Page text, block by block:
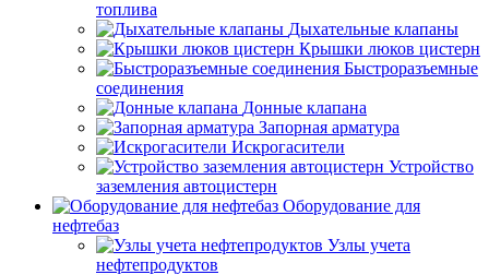
топлива
Дыхательные клапаны
Крышки люков цистерн
Быстроразъемные
соединения
Донные клапана
Запорная арматура
Искрогасители
Устройство
заземления автоцистерн
Оборудование для
нефтебаз
Узлы учета
нефтепродуктов